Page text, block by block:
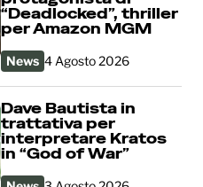
“Deadlocked”, thriller
per Amazon MGM
News 4 Agosto 2026
Dave Bautista in
trattativa per
interpretare Kratos
in “God of War”